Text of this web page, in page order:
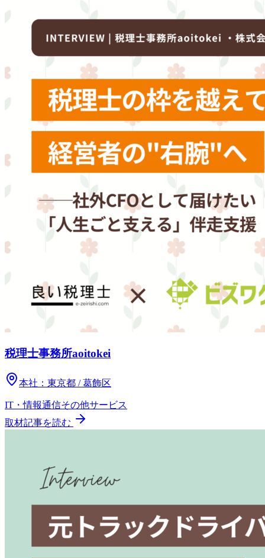
税理士事務所aoitokei
本社： 東京都 / 葛飾区
IT・情報通信その他サービス
取材記事を読む